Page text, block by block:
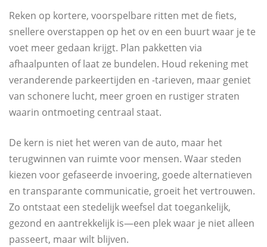
Reken op kortere, voorspelbare ritten met de fiets,
snellere overstappen op het ov en een buurt waar je te
voet meer gedaan krijgt. Plan pakketten via
afhaalpunten of laat ze bundelen. Houd rekening met
veranderende parkeertijden en -tarieven, maar geniet
van schonere lucht, meer groen en rustiger straten
waarin ontmoeting centraal staat.
De kern is niet het weren van de auto, maar het
terugwinnen van ruimte voor mensen. Waar steden
kiezen voor gefaseerde invoering, goede alternatieven
en transparante communicatie, groeit het vertrouwen.
Zo ontstaat een stedelijk weefsel dat toegankelijk,
gezond en aantrekkelijk is—een plek waar je niet alleen
passeert, maar wilt blijven.